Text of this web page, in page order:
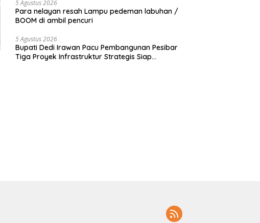
5 Agustus 2026
Para nelayan resah Lampu pedeman labuhan /
BOOM di ambil pencuri
5 Agustus 2026
Bupati Dedi Irawan Pacu Pembangunan Pesibar
Tiga Proyek Infrastruktur Strategis Siap